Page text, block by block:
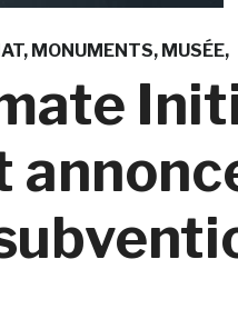
MONUMENTS MUSÉE